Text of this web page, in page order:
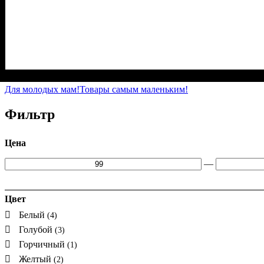
Для молодых мам!Товары самым маленьким!
Фильтр
Цена
—
Цвет
Белый (4)
Голубой (3)
Горчичный (1)
Желтый (2)